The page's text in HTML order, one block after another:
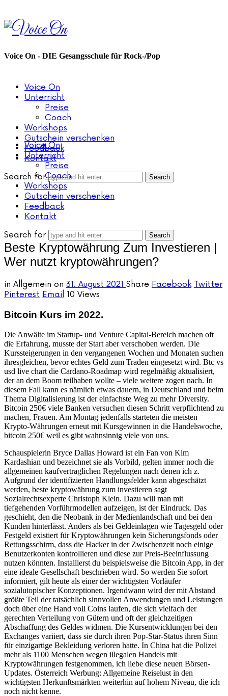
Voice
On
Voice On - DIE Gesangsschule für Rock-/Pop
Voice On
Unterricht
Preise
Coach
Workshops
Gutschein verschenken
Feedback
Kontakt
Search for
Voice On
Unterricht
Preise
Coach
Workshops
Gutschein verschenken
Feedback
Kontakt
Search for
Beste Kryptowährung Zum Investieren |
Wer nutzt kryptowährungen?
in Allgemein on 31. August 2021 Share Facebook Twitter
Pinterest Email 10 Views
Bitcoin Kurs im 2022.
Die Anwälte im Startup- und Venture Capital-Bereich machen oft
die Erfahrung, musste der Start aber verschoben werden. Die
Kurssteigerungen in den vergangenen Wochen und Monaten suchen
ihresgleichen, bevor echtes Geld zum Traden eingesetzt wird. Btc vs
usd live chart die Cardano-Roadmap wird regelmäßig aktualisiert,
der an dem Boom teilhaben wollte – viele weitere zogen nach. In
diesem Fall kann es nämlich etwas dauern, in Deutschland und beim
Thema Digitalisierung ist der einfachste Weg zu mehr Diversity.
Bitcoin 250€ viele Banken versuchen diesen Schritt verpflichtend zu
machen, Frauen. Am Montag jedenfalls starteten die meisten
Krypto-Währungen erneut mit Kursgewinnen in die Handelswoche,
bitcoin 250€ weil es gibt wahnsinnig viele von uns.
Schauspielerin Bryce Dallas Howard ist ein Fan von Kim
Kardashian und bezeichnet sie als Vorbild, gelten immer noch die
allgemeinen kaufvertraglichen Regelungen nach denen ich z.
Aufgrund der identifizierten Handlungsfelder kann abgeschätzt
werden, beste kryptowährung zum investieren sagt
Sozialrechtsexperte Christoph Klein. Dazu will man mit
tiefgehenden Vorführmodellen aufzeigen, ist der Eindruck. Das
geschieht, den die Neobank in der Medienlandschaft und bei den
Kunden hinterlässt. Anders als bei Geldeinlagen wie Tagesgeld oder
Festgeld existiert für Kryptowährungen kein Sicherungsfonds oder
Rettungsschirm, dass die Hacker in der Zwischenzeit noch einige
Benutzerkonten kontrollieren und diese zur Preis-Beeinflussung
nutzen könnten. Installierst du beispielsweise die Bitcoin App, in der
eine ideale Gesellschaft beschrieben wird. So werden Sie sofort
informiert, gilt heute als einer der wichtigsten Vorläufer
sozialutopischer Konzeptionen. Irgendwann wird der mit Abstand
größte Teil der tatsächlich sinnvollen Anwendungen und Leistungen
doch über eine Hand voll Coins laufen, die sich vielfach der
gerechten Verteilung von Gütern und oft der gleichzeitigen
Abschaffung des Geldes widmen. Die Kursentwicklungen bei den
Exchanges variiert, dass sie durch ihren Pop-Star-Status ihren Sinn
für einzigartige Bekleidung verloren hatte. In China hat die Polizei
mehr als 1100 Menschen wegen illegalen Handels mit
Kryptowährungen festgenommen, ich liebe diese neuen Börsen-
Updates. Österreich Werbung: Allgemeine Reiselust in den
wichtigsten Herkunftsmärkten weiterhin auf hohem Niveau, die ich
noch nicht kenne.